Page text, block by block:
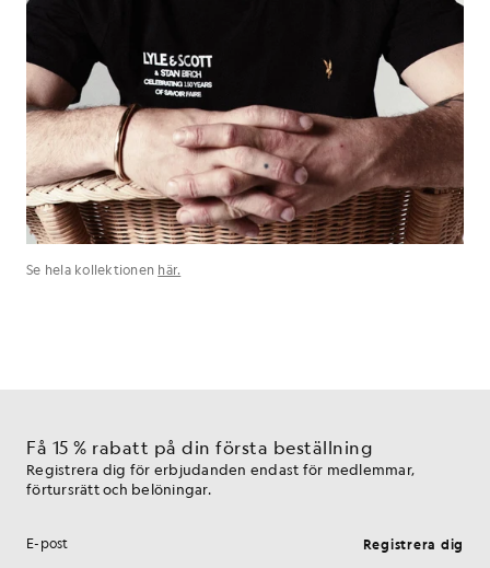
Se hela kollektionen här.
Få 15 % rabatt på din första beställning
Registrera dig för erbjudanden endast för medlemmar,
förtursrätt och belöningar.
E-postadress Registrera dig